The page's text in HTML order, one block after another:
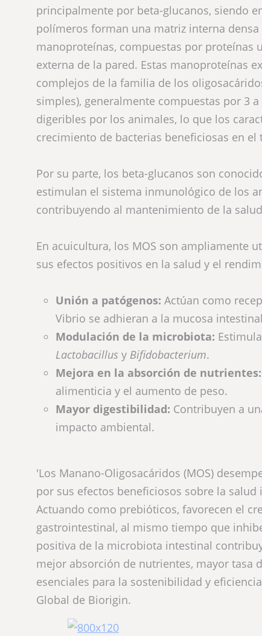
principalmente por beta-glucanos, siendo
polímeros forman una matriz interna
manoproteínas, compuestas por proteínas
externa de la pared. Estas manoproteínas
complejos de la familia de los
simples), generalmente compuestas por 3
digeribles por los animales, lo que los
crecimiento de bacterias beneficiosas en
Por su parte, los beta-glucanos son
estimulan el sistema inmunológico de los
contribuyendo al mantenimiento de la
En acuicultura, los MOS son ampliamente
sus efectos positivos en la salud y el
Unión a patógenos: Actúan como
Vibrio se adhieran a la mucosa
Modulación de la microbiota:
Lactobacillus y Bifidobacterium.
Mejora en la absorción de nutrientes:
alimenticia y el aumento de peso.
Mayor digestibilidad: Contribuyen a
impacto ambiental.
'Los Manano-Oligosacáridos (MOS)
por sus efectos beneficiosos sobre la
Actuando como prebióticos, favorecen el
gastrointestinal, al mismo tiempo que
positiva de la microbiota intestinal
mejor absorción de nutrientes, mayor tasa
esenciales para la sostenibilidad y
Global de Biorigin.